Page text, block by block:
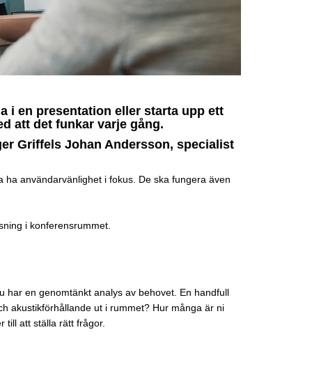
i en presentation eller starta upp ett
att det funkar varje gång.
Griffels Johan Andersson, specialist
användarvänlighet i fokus. De ska fungera även
i konferensrummet.
har en genomtänkt analys av behovet. En handfull
akustikförhållande ut i rummet? Hur många är ni
till att ställa rätt frågor.